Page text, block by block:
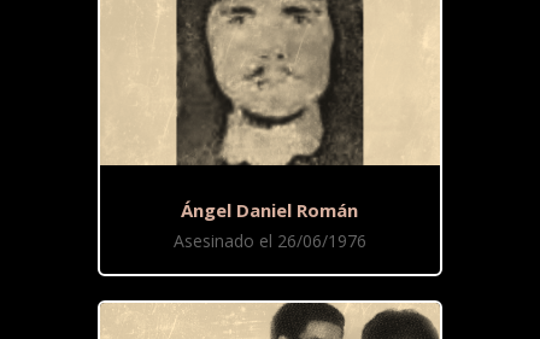
Ángel Daniel Román
Asesinado el 26/06/1976